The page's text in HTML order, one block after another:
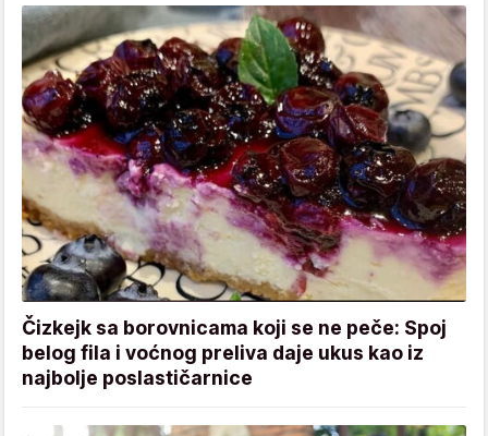
Čizkejk sa borovnicama koji se ne peče: Spoj
belog fila i voćnog preliva daje ukus kao iz
najbolje poslastičarnice